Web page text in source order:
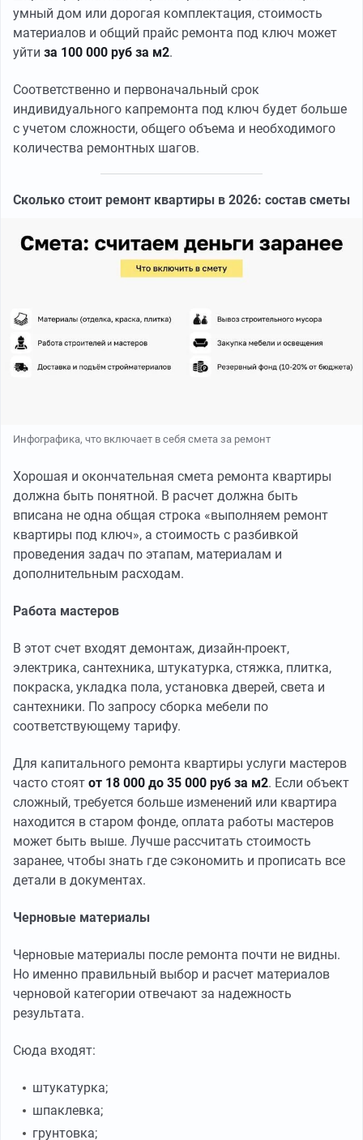
умный дом или дорогая комплектация, стоимость
материалов и общий прайс ремонта под ключ может
уйти за 100 000 руб за м2.
Соответственно и первоначальный срок
индивидуального капремонта под ключ будет больше
с учетом сложности, общего объема и необходимого
количества ремонтных шагов.
Сколько стоит ремонт квартиры в 2026: состав сметы
Инфографика, что включает в себя смета за ремонт
Хорошая и окончательная смета ремонта квартиры
должна быть понятной. В расчет должна быть
вписана не одна общая строка «выполняем ремонт
квартиры под ключ», а стоимость с разбивкой
проведения задач по этапам, материалам и
дополнительным расходам.
Работа мастеров
В этот счет входят демонтаж, дизайн-проект,
электрика, сантехника, штукатурка, стяжка, плитка,
покраска, укладка пола, установка дверей, света и
сантехники. По запросу сборка мебели по
соответствующему тарифу.
Для капитального ремонта квартиры услуги мастеров
часто стоят от 18 000 до 35 000 руб за м2. Если объект
сложный, требуется больше изменений или квартира
находится в старом фонде, оплата работы мастеров
может быть выше. Лучше рассчитать стоимость
заранее, чтобы знать где сэкономить и прописать все
детали в документах.
Черновые материалы
Черновые материалы после ремонта почти не видны.
Но именно правильный выбор и расчет материалов
черновой категории отвечают за надежность
результата.
Сюда входят:
штукатурка;
шпаклевка;
грунтовка;